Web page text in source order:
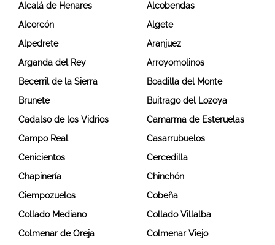
Alcalá de Henares
Alcobendas
Alcorcón
Algete
Alpedrete
Aranjuez
Arganda del Rey
Arroyomolinos
Becerril de la Sierra
Boadilla del Monte
Brunete
Buitrago del Lozoya
Cadalso de los Vidrios
Camarma de Esteruelas
Campo Real
Casarrubuelos
Cenicientos
Cercedilla
Chapinería
Chinchón
Ciempozuelos
Cobeña
Collado Mediano
Collado Villalba
Colmenar de Oreja
Colmenar Viejo